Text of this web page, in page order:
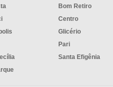
Bom Retiro
Centro
Glicério
Pari
Santa Efigênia